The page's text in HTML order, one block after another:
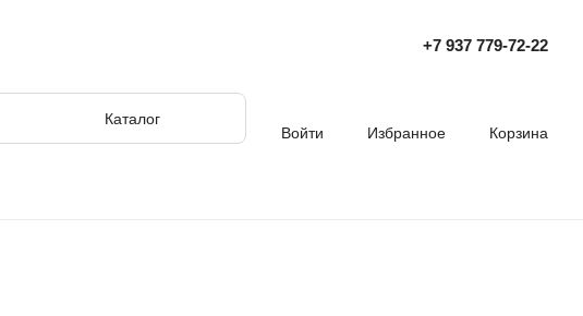
+7 937 779‑72‑22
Каталог
Войти
Избранное Корзина